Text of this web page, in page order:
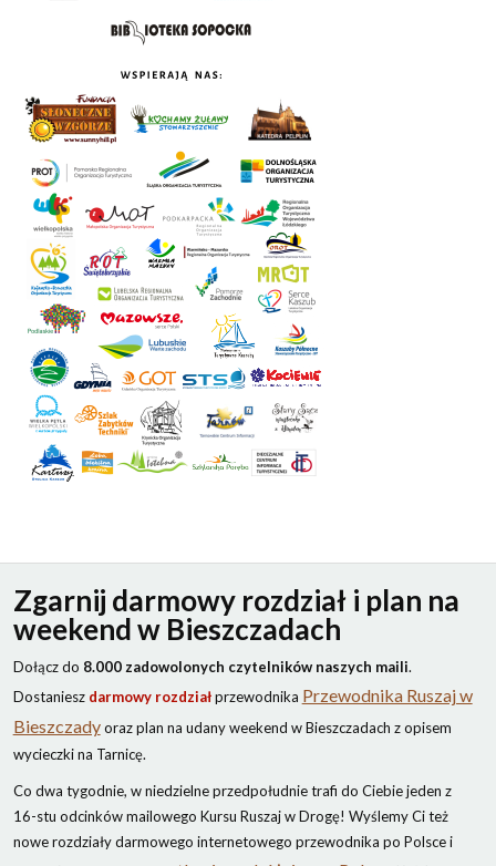
Zgarnij darmowy rozdział i plan na
weekend w Bieszczadach
Dołącz do 8.000 zadowolonych czytelników naszych maili.
Dostaniesz darmowy rozdziałprzewodnika Przewodnika Ruszaj w
Bieszczadyoraz plan na udany weekend w Bieszczadach z opisem
wycieczki na Tarnicę.
Co dwa tygodnie, w niedzielne przedpołudnie trafi do Ciebie jeden z
16-stu odcinków mailowego Kursu Ruszaj w Drogę! Wyślemy Ci też
nowe rozdziały darmowego internetowego przewodnika po Polsce i